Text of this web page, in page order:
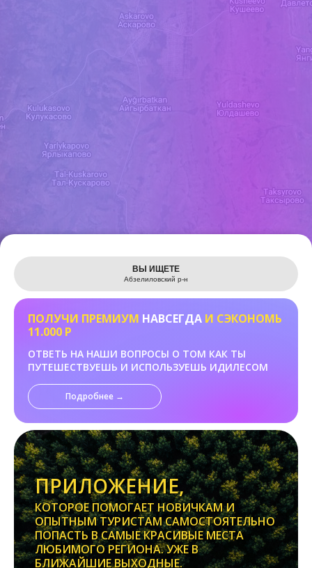
Leaflet
ВЫ ИЩЕТЕ
Абзелиловский р-н
ПОЛУЧИ ПРЕМИУМ НАВСЕГДА И СЭКОНОМЬ
11.000 Р
ОТВЕТЬ НА НАШИ ВОПРОСЫ О ТОМ КАК ТЫ
ПУТЕШЕСТВУЕШЬ И ИСПОЛЬЗУЕШЬ ИДИЛЕСОМ
Подробнее →
ПРИЛОЖЕНИЕ,
КОТОРОЕ ПОМОГАЕТ НОВИЧКАМ И
ОПЫТНЫМ ТУРИСТАМ САМОСТОЯТЕЛЬНО
ПОПАСТЬ В САМЫЕ КРАСИВЫЕ МЕСТА
ЛЮБИМОГО РЕГИОНА. УЖЕ В
БЛИЖАЙШИЕ ВЫХОДНЫЕ.